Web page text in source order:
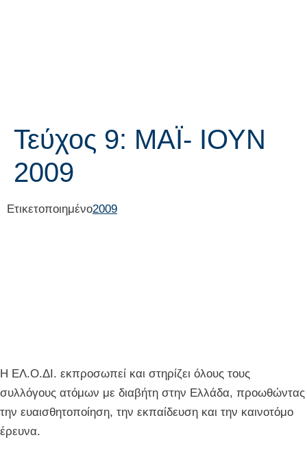
Τεύχος 9: ΜΑΪ- ΙΟΥΝ
2009
Ετικετοποιημένο2009
Η ΕΛ.Ο.ΔΙ. εκπροσωπεί και στηρίζει όλους τους
συλλόγους ατόμων με διαβήτη στην Ελλάδα, προωθώντας
την ευαισθητοποίηση, την εκπαίδευση και την καινοτόμο
έρευνα.